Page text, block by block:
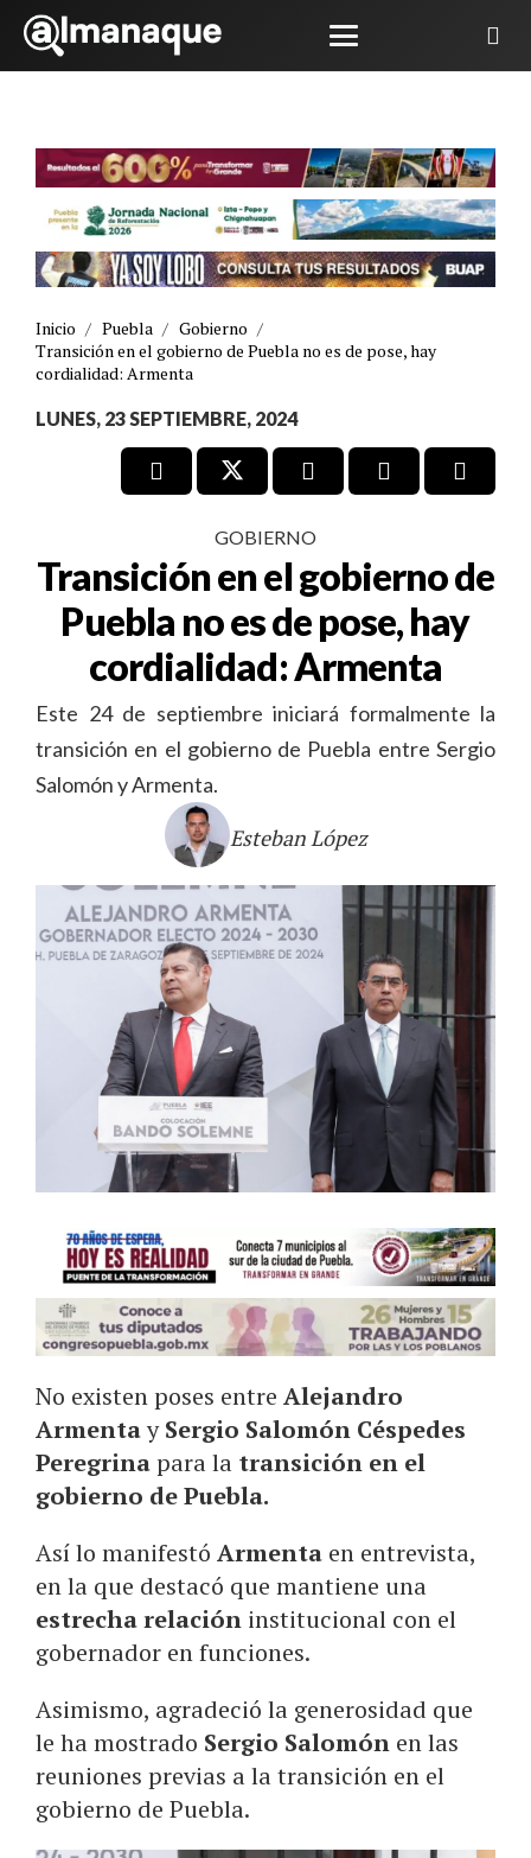
Inicio / Puebla / Gobierno /
Transición en el gobierno de Puebla no es de pose, hay
cordialidad: Armenta
LUNES, 23 SEPTIEMBRE, 2024
GOBIERNO
Transición en el gobierno de
Puebla no es de pose, hay
cordialidad: Armenta
Este 24 de septiembre iniciará formalmente la
transición en el gobierno de Puebla entre Sergio
Salomón y Armenta.
Esteban López
No existen poses entre Alejandro
ArmentaySergio Salomón Céspedes
Peregrinapara la transición en el
gobierno de Puebla.
Así lo manifestó Armenta en entrevista,
en la que destacó que mantiene una
estrecha relación institucional con el
gobernador en funciones.
Asimismo, agradeció la generosidad que
le ha mostrado Sergio Salomón en las
reuniones previas a la transición en el
gobierno de Puebla.